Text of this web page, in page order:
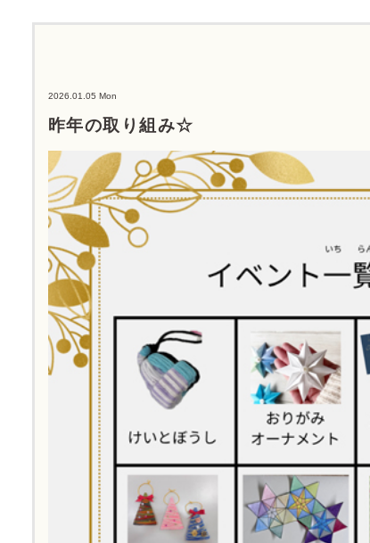
2026.01.05 Mon
昨年の取り組み☆